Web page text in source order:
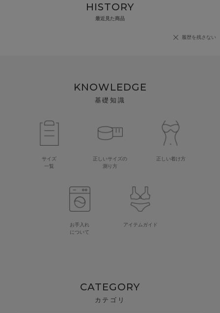
HISTORY
最近見た商品
履歴を残さない
KNOWLEDGE
基礎知識
サイズ
一覧
正しいサイズの
測り方
正しい着け方
お手入れ
について
アイテムガイド
CATEGORY
カテゴリ